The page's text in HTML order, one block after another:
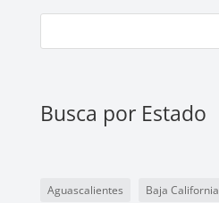
Busca por Estado
Aguascalientes Baja California